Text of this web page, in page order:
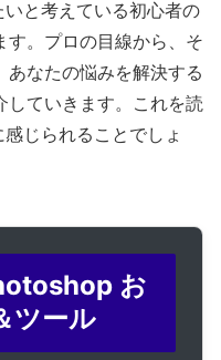
と考えている初心者の
す。プロの目線から、そ
あなたの悩みを解決する
していきます。これを読
じられることでしょ
お
ツール